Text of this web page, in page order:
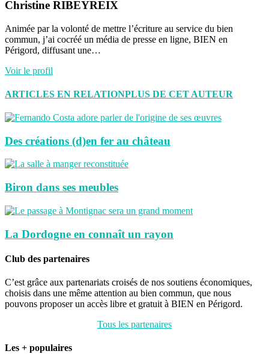
Christine RIBEYREIX
Animée par la volonté de mettre l’écriture au service du bien
commun, j’ai cocréé un média de presse en ligne, BIEN en
Périgord, diffusant une…
Voir le profil
ARTICLES EN RELATIONPLUS DE CET AUTEUR
Des créations (d)en fer au château
Biron dans ses meubles
La Dordogne en connaît un rayon
Club des partenaires
C’est grâce aux partenariats croisés de nos soutiens économiques,
choisis dans une même attention au bien commun, que nous
pouvons proposer un accès libre et gratuit à BIEN en Périgord.
Tous les partenaires
Les + populaires